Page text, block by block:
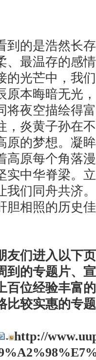
的是浩然长存
、最温存的感
的光芒中，我
原本晦暗无光
将夜空描绘得
，炎黄子孙在
原的梦想。凝
高原每个角落
实中华脊梁。
我们同舟共济
胆相照的历史
友们进入以下
到的专题片、
百位经验丰富
比较实惠的专
http://